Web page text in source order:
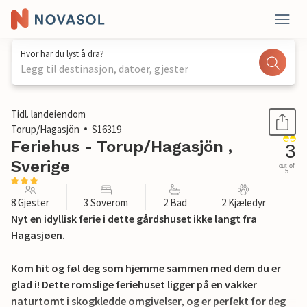
Hvor har du lyst å dra?
Legg til destinasjon, datoer, gjester
1 / 18
Tidl. landeiendom
Torup/Hagasjön
S16319
Feriehus - Torup/Hagasjön ,
Sverige
3
out of
5
8 Gjester 3 Soverom 2 Bad 2 Kjæledyr
Nyt en idyllisk ferie i dette gårdshuset ikke langt fra
Hagasjøen.
Kom hit og føl deg som hjemme sammen med dem du er
glad i! Dette romslige feriehuset ligger på en vakker
naturtomt i skogkledde omgivelser, og er perfekt for deg